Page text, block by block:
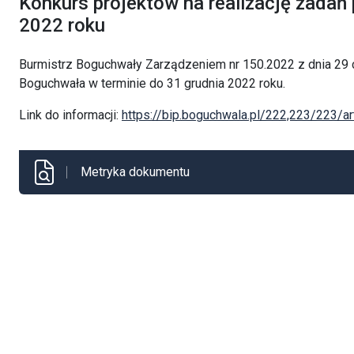
2022 roku
Burmistrz Boguchwały Zarządzeniem nr 150.2022 z dnia
Boguchwała w terminie do 31 grudnia 2022 roku.
Link do informacji: https://bip.boguchwala.pl/222,223/223/
Metryka dokumentu